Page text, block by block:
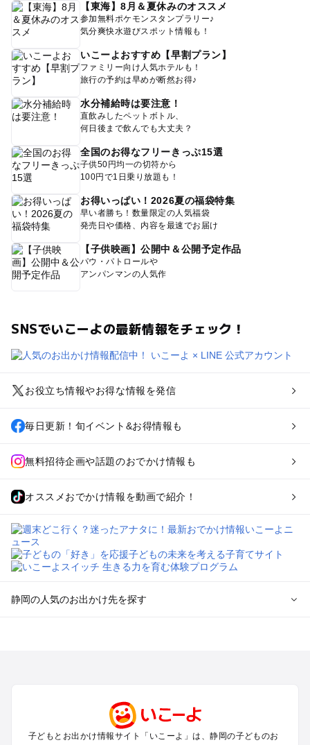
【東海】8月＆夏休みのオススメ
参加無料ポケモンスタンプラリー♪
気分爽快水遊びスポット情報も！
いこーよおすすめ【早割プラン】
ファミリー向け人気ホテルも！
旅行の予約は早めが断然お得♪
水分補給時は要注意！
直飲みしたペットボトル、
何日後まで飲んでも大丈夫？
全国のお得なフリーきっぷ15選
子供50円均一の切符から
100円で1日乗り放題も！
お得いっぱい！2026夏の福袋特集
早い者勝ち！数量限定の人気福袋
発売日や価格、内容を最速でお届け
【子供映画】公開中＆公開予定作品
パウ・パトロールや
アンパンマンの人気作
SNSでいこーよの最新情報をチェック！
お役立ち情報やお得な情報を発信
毎日更新！旬イベント&お得情報も
無料招待企画や話題のおでかけ情報も
オススメおでかけ情報を動画で紹介！
静岡の人気のお出かけ先を探す
小田原・熱海・湯河原・真鶴のプールお出かけ
中伊豆・西伊豆・南伊豆のプールお出かけ
子どもとお出かけ情報サイト「いこーよ」は、静岡の子どものお